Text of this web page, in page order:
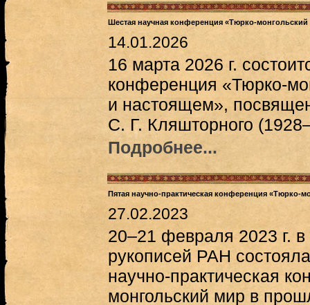
Шестая научная конференция «Тюрко-
14.01.2026
16 марта 2026 г.
конференция «Тюрко-
и настоящем»,
С. Г. Кляшторного
Подробнее...
Пятая научно-практическая конференция «Тюрко-
27.02.2023
20–21 февраля 2023 г. в
рукописей РАН
научно-практическая
монгольский мир в